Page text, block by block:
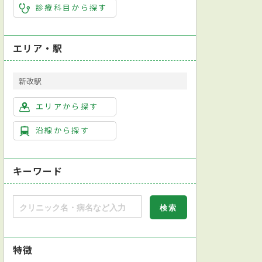
診療科目から探す
エリア・駅
新改駅
エリアから探す
沿線から探す
キーワード
特徴